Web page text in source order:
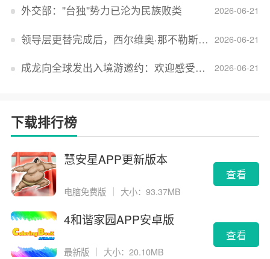
2026-06-21
外交部：''台独''势力已沦为民族败类
2026-06-21
领导层更替完成后，西尔维奥·那不勒斯出任Lucid首席执行官
2026-06-21
成龙向全球发出入境游邀约：欢迎感受无滤镜的真实中国
下载排行榜
慧安星APP更新版本
电脑免费版 ｜ 大小：93.37MB
查看
4和谐家园APP安卓版
最新版 大小：20.10MB
查看